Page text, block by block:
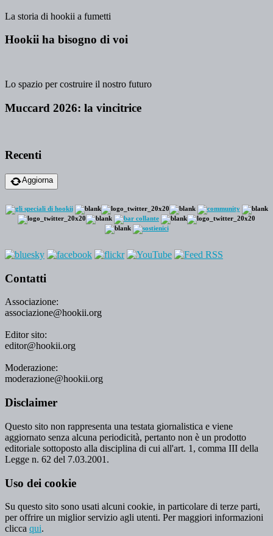
La storia di hookii a fumetti
Hookii ha bisogno di voi
Lo spazio per costruire il nostro futuro
Muccard 2026: la vincitrice
Recenti
Aggiorna
Contatti
Associazione:
associazione@hookii.org
Editor sito:
editor@hookii.org
Moderazione:
moderazione@hookii.org
Disclaimer
Questo sito non rappresenta una testata giornalistica e viene
aggiornato senza alcuna periodicità, pertanto non è un prodotto
editoriale sottoposto alla disciplina di cui all'art. 1, comma III della
Legge n. 62 del 7.03.2001.
Uso dei cookie
Su questo sito sono usati alcuni cookie, in particolare di terze parti,
per offrire un miglior servizio agli utenti. Per maggiori informazioni
clicca qui.